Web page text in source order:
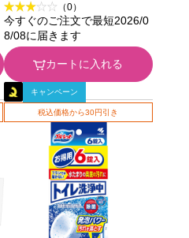
８００ｍｌ 花王
（0）
今すぐのご注文で最短2026/0
8/08に届きます
カートに入れる
キャンペーン
税込価格から30円引き